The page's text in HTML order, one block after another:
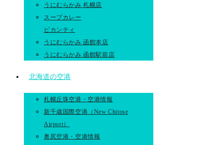
うにむらかみ 札幌店
スープカレー
ピカンティ
うにむらかみ 函館本店
うにむらかみ 函館駅前店
北海道の空港
札幌丘珠空港・空港情報
新千歳国際空港（New Chitose
Airport）
奥尻空港・空港情報